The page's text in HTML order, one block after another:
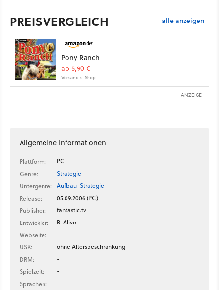
B-Alive
Pony Ranch
PREISVERGLEICH alle anzeigen
Pony Ranch
ab 5,90 €
Versand s. Shop
ANZEIGE
Allgemeine Informationen
Plattform:
PC
Genre:
Strategie
Untergenre:
Aufbau-Strategie
Release:
05.09.2006 (PC)
Publisher:
fantastic.tv
Entwickler:
B-Alive
Webseite:
-
USK:
ohne Altersbeschränkung
DRM:
-
Spielzeit:
-
Sprachen:
-